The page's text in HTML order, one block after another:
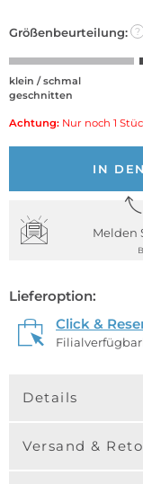
Größenbeurteilung: ?
klein / schmal
geschnitten
Achtung: Nur noch 1
IN
Melden
Lieferoption:
Click &
Details
Versand &